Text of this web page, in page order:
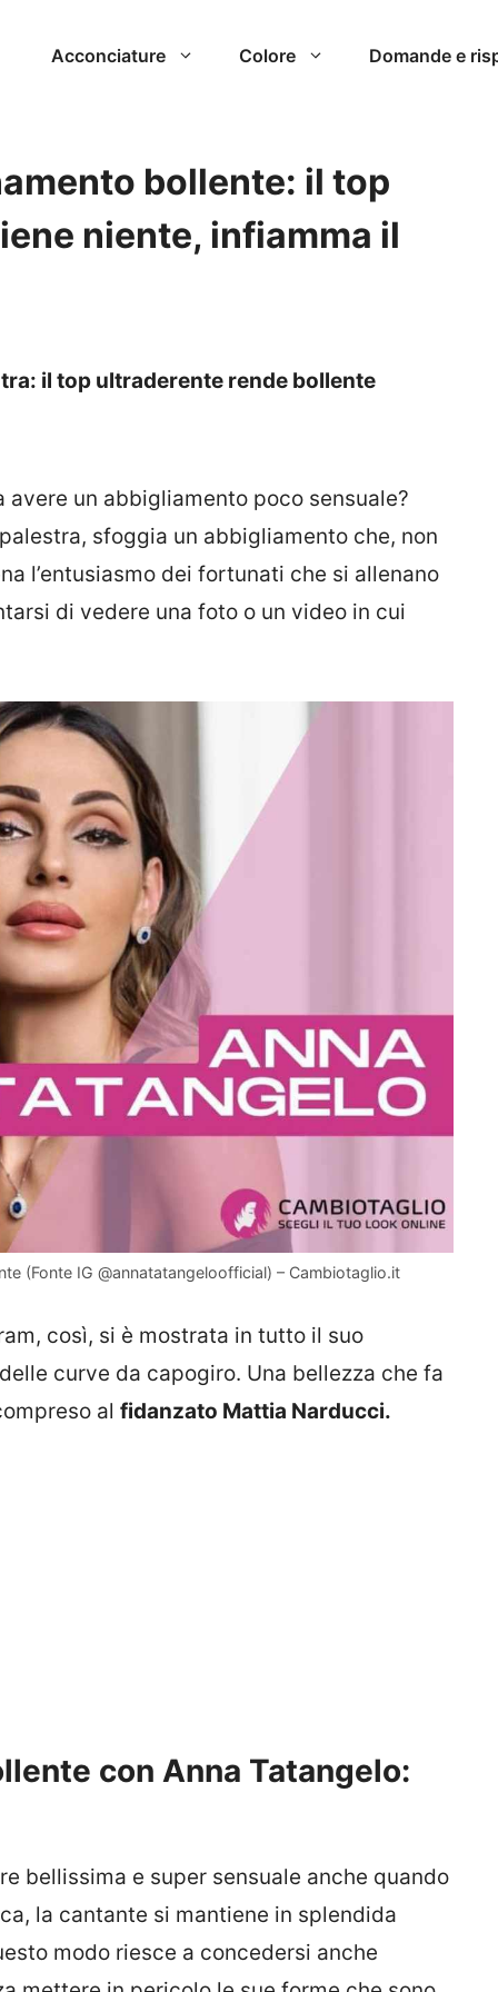
Acconciature Colore Domande e
bollente: il top
niente, infiamma il
il top ultraderente rende bollente
un abbigliamento poco sensuale?
sfoggia un abbigliamento che, non
l’entusiasmo dei fortunati che si allenano
di vedere una foto o un video in cui
(Fonte IG @annatatangeloofficial) – Cambiotaglio.it
così, si è mostrata in tutto il suo
curve da capogiro. Una bellezza che fa
al fidanzato Mattia Narducci.
con Anna Tatangelo:
bellissima e super sensuale anche quando
la cantante si mantiene in splendida
modo riesce a concedersi anche